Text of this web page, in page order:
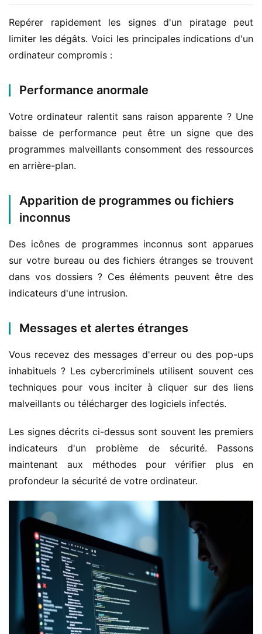
Repérer rapidement les signes d'un piratage peut
limiter les dégâts. Voici les principales indications d'un
ordinateur compromis :
Performance anormale
Votre ordinateur ralentit sans raison apparente ? Une
baisse de performance peut être un signe que des
programmes malveillants consomment des ressources
en arrière-plan.
Apparition de programmes ou fichiers
inconnus
Des icônes de programmes inconnus sont apparues
sur votre bureau ou des fichiers étranges se trouvent
dans vos dossiers ? Ces éléments peuvent être des
indicateurs d'une intrusion.
Messages et alertes étranges
Vous recevez des messages d'erreur ou des pop-ups
inhabituels ? Les cybercriminels utilisent souvent ces
techniques pour vous inciter à cliquer sur des liens
malveillants ou télécharger des logiciels infectés.
Les signes décrits ci-dessus sont souvent les premiers
indicateurs d'un problème de sécurité. Passons
maintenant aux méthodes pour vérifier plus en
profondeur la sécurité de votre ordinateur.